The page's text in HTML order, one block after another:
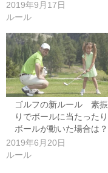
2019年9月17日
ルール
ゴルフの新ルール 素振
りでボールに当たったり
ボールが動いた場合は？
2019年6月20日
ルール